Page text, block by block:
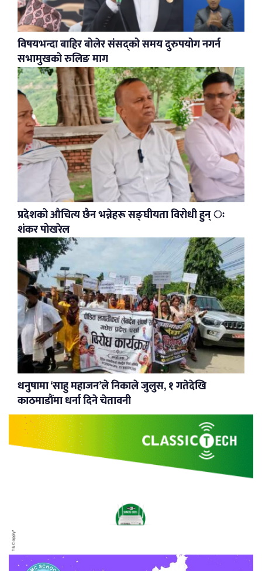
विषयभन्दा बाहिर बोलेर संसद्को समय दुरुपयोग नगर्न
सभामुखको रुलिङ माग
प्रदेशको औचित्य छैन भन्नेहरू सङ्घीयता विरोधी हुन् ः
शंकर पोखरेल
धनुषामा ‘साहु महाजन’ले निकाले जुलुस, १ गतेदेखि
काठमाडौंमा धर्ना दिने चेतावनी